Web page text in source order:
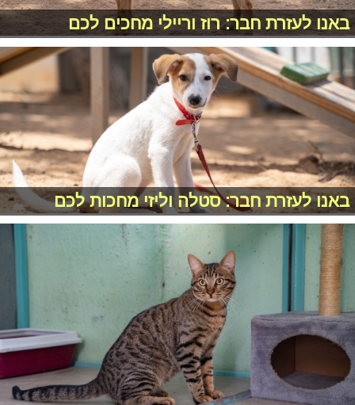
באנו לעזרת חבר: רוז וריילי מחכים לכם
באנו לעזרת חבר: סטלה וליזי מחכות לכם